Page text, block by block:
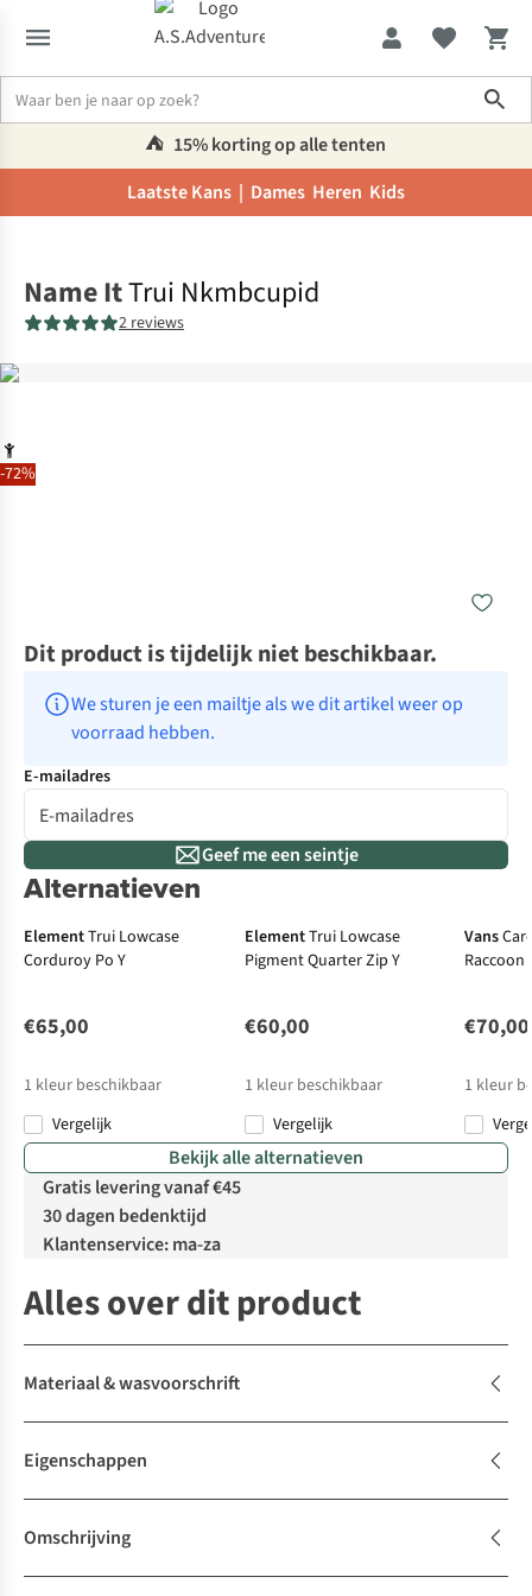
⛺️ 15% korting op alle tenten
Laatste Kans | Dames Heren Kids
-72%
Name ItTrui Nkmbcupid
2 reviews
Dit product is tijdelijk niet beschikbaar.
We sturen je een mailtje als we dit artikel weer op
voorraad hebben.
E-mailadres
Geef me een seintje
Alternatieven
ElementTrui Lowcase
Corduroy Po Y
€65,00
1 kleur beschikbaar
Vergelijk
ElementTrui Lowcase
Pigment Quarter Zip Y
€60,00
1 kleur beschikbaar
Vergelijk
Vans
Raccoon
€70,00
1 kleur
Bekijk alle alternatieven
Gratis levering vanaf €45
30 dagen bedenktijd
Klantenservice: ma-za
Alles over dit product
Materiaal & wasvoorschrift
Eigenschappen
Omschrijving